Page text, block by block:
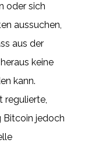
oder sich
aussuchen,
aus der
keine
kann.
regulierte,
jedoch